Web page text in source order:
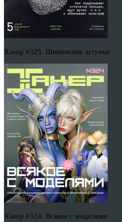
Хакер #325. Шпионские штучки
Хакер #324. Всякое с моделями